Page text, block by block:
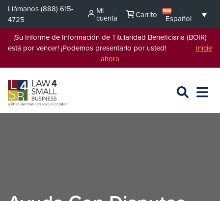
Saltar
contenido
Llámanos(888) 615-
4725
Mi
cuenta Carrito
Español
¡Su Informe de Información de Titularidad Beneficiaria (BOIR)
está por vencer! ¡Podemos presentarlo por usted! Inicie
ahora
BUSCAR
L4SB
ABRIR